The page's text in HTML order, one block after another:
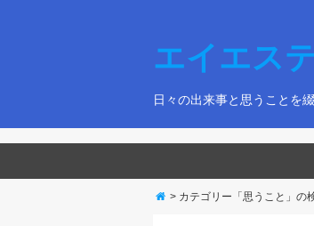
エイエス
日々の出来事と思うことを綴
> カテゴリー「思うこと」の